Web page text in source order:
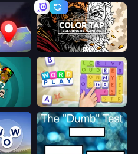
OpenGuessr - Geo Guessing Color Tap: Coloring by Numbers
Word Play